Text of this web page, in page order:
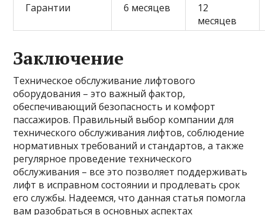
Гарантии
6 месяцев
12
месяцев
Заключение
Техническое обслуживание лифтового
оборудования – это важный фактор,
обеспечивающий безопасность и комфорт
пассажиров. Правильный выбор компании для
технического обслуживания лифтов, соблюдение
нормативных требований и стандартов, а также
регулярное проведение технического
обслуживания – все это позволяет поддерживать
лифт в исправном состоянии и продлевать срок
его службы. Надеемся, что данная статья помогла
вам разобраться в основных аспектах